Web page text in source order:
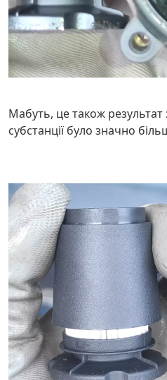
Мабуть, це також результат
субстанції було значно